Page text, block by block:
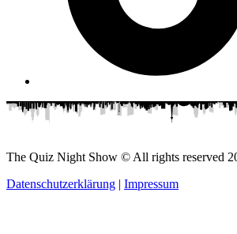
The Quiz Night Show © All rights reserved
Datenschutzerklärung | Impressum